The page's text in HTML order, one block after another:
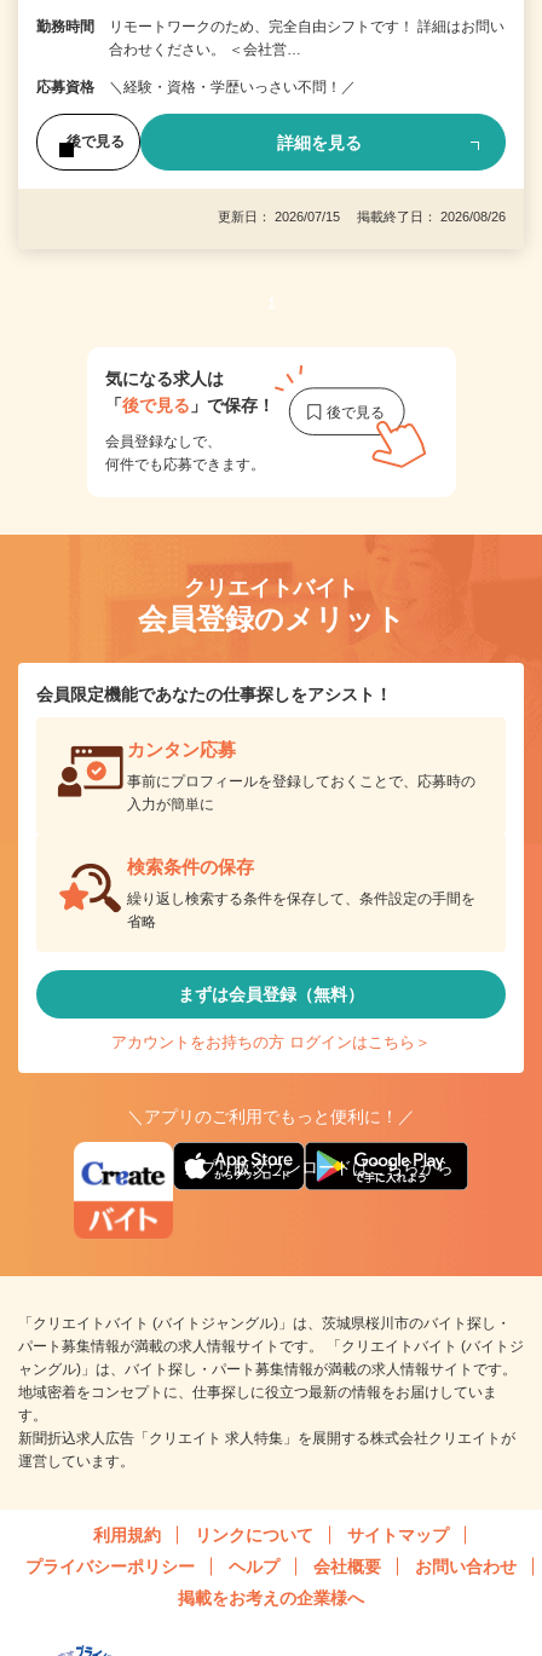
勤務時間
リモートワークのため、完全自由シフトです！ 詳細はお問い
合わせください。 ＜会社営…
応募資格 ＼経験・資格・学歴いっさい不問！／
後で見る 詳細を見る
更新日： 2026/07/15 掲載終了日： 2026/08/26
1
気になる求人は
「後で見る 」で保存！
会員登録なしで、
何件でも応募できます。
クリエイトバイト
会員登録のメリット
会員限定機能であなたの仕事探しをアシスト！
カンタン応募
事前にプロフィールを登録しておくことで、応募時の
入力が簡単に
検索条件の保存
繰り返し検索する条件を保存して、条件設定の手間を
省略
まずは会員登録（無料）
アカウントをお持ちの方 ログインはこちら＞
＼アプリのご利用でもっと便利に！／
アプリ版ダウンロードはこちらから
「クリエイトバイト (バイトジャングル)」は、茨城県桜川市のバイト探し・
パート募集情報が満載の求人情報サイトです。 「クリエイトバイト (バイトジ
ャングル)」は、バイト探し・パート募集情報が満載の求人情報サイトです。
地域密着をコンセプトに、仕事探しに役立つ最新の情報をお届けしていま
す。
新聞折込求人広告「クリエイト 求人特集」を展開する株式会社クリエイトが
運営しています。
利用規約 リンクについて
サイトマップ
プライバシーポリシー
ヘルプ 会社概要
お問い合わせ
掲載をお考えの企業様へ